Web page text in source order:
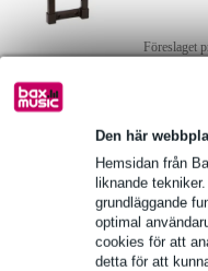
Den här
Hemsidan från
liknande
grundläggande
optimal
cookies för att
detta för att
Föreslaget
Adam